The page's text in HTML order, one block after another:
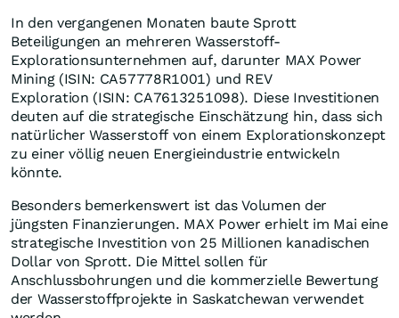
In den vergangenen Monaten baute Sprott
Beteiligungen an mehreren Wasserstoff-
Explorationsunternehmen auf, darunter MAX Power
Mining (ISIN: CA57778R1001) und REV
Exploration (ISIN: CA7613251098). Diese Investitionen
deuten auf die strategische Einschätzung hin, dass sich
natürlicher Wasserstoff von einem Explorationskonzept
zu einer völlig neuen Energieindustrie entwickeln
könnte.
Besonders bemerkenswert ist das Volumen der
jüngsten Finanzierungen. MAX Power erhielt im Mai eine
strategische Investition von 25 Millionen kanadischen
Dollar von Sprott. Die Mittel sollen für
Anschlussbohrungen und die kommerzielle Bewertung
der Wasserstoffprojekte in Saskatchewan verwendet